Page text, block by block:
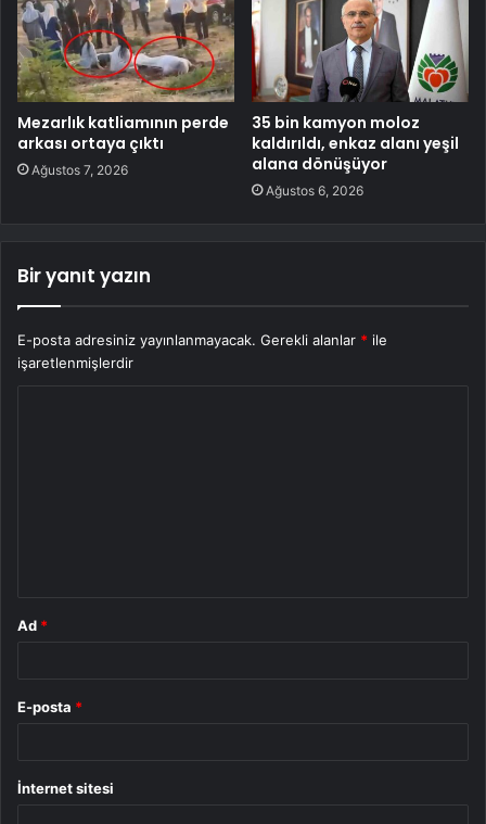
Mezarlık katliamının perde
arkası ortaya çıktı
Ağustos 7, 2026
35 bin kamyon moloz
kaldırıldı, enkaz alanı yeşil
alana dönüşüyor
Ağustos 6, 2026
Bir yanıt yazın
E-posta adresiniz yayınlanmayacak. Gerekli alanlar * ile
işaretlenmişlerdir
Ad *
E-posta *
İnternet sitesi